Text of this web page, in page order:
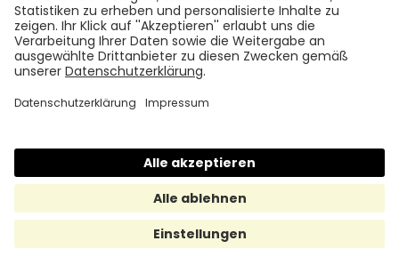
AI Act HR-Check
Fluktuationskosten-Rechner
Fehlzeiten-Kosten-Rechner
Benefit-Rechner
Benefit-Pulse
EqualValue
GB-Psyche-Check
Karriereseiten-Check